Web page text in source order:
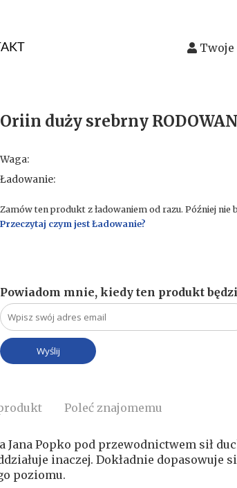
Oriin duży srebrny
Waga:
Ładowanie:
Zamów ten produkt z ładowaniem od razu. Później nie
Przeczytaj czym jest Ładowanie?
Powiadom mnie, kiedy ten produkt
Poleć znajomemu
Popko pod przewodnictwem sił
inaczej. Dokładnie dopasowuje
poziomu.